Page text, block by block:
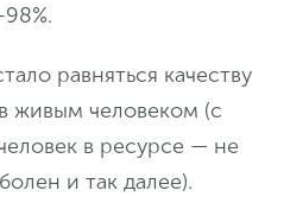
равняться качеству
живым человеком (с
в ресурсе — не
и так далее).